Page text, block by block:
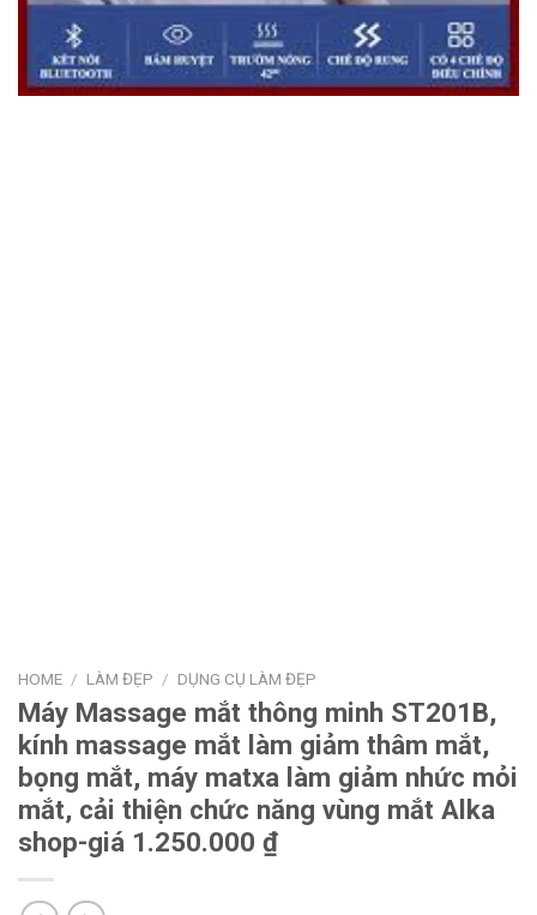
HOME / LÀM ĐẸP / DỤNG CỤ LÀM ĐẸP
Máy Massage mắt thông minh ST201B,
kính massage mắt làm giảm thâm mắt,
bọng mắt, máy matxa làm giảm nhức mỏi
mắt, cải thiện chức năng vùng mắt Alka
shop-giá 1.250.000 ₫